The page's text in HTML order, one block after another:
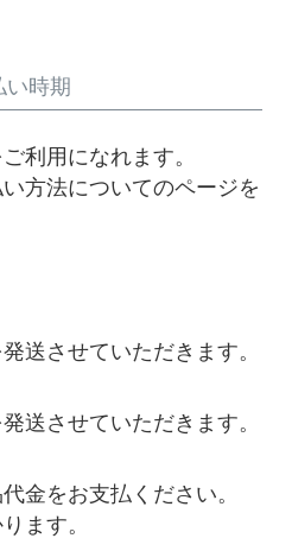
い時期
利用になれます。
方法についてのページを
送させていただきます。
送させていただきます。
金をお支払ください。
ます。